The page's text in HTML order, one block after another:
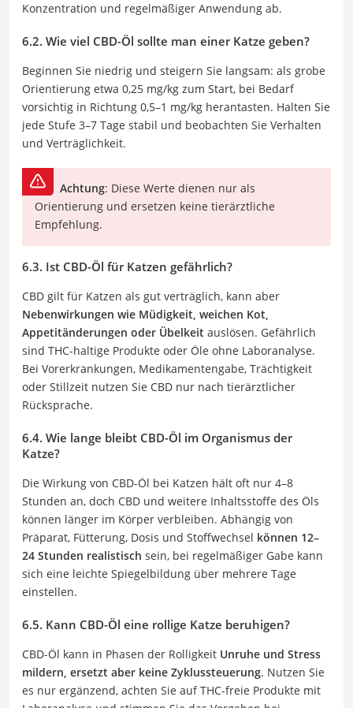
Konzentration und regelmäßiger Anwendung ab.
6.2. Wie viel CBD-Öl sollte man einer Katze geben?
Beginnen Sie niedrig und steigern Sie langsam: als grobe
Orientierung etwa 0,25 mg/kg zum Start, bei Bedarf
vorsichtig in Richtung 0,5–1 mg/kg herantasten. Halten Sie
jede Stufe 3–7 Tage stabil und beobachten Sie Verhalten
und Verträglichkeit.
Achtung: Diese Werte dienen nur als
Orientierung und ersetzen keine tierärztliche
Empfehlung.
6.3. Ist CBD-Öl für Katzen gefährlich?
CBD gilt für Katzen als gut verträglich, kann aber
Nebenwirkungen wie Müdigkeit, weichen Kot,
Appetitänderungen oder Übelkeit auslösen. Gefährlich
sind THC-haltige Produkte oder Öle ohne Laboranalyse.
Bei Vorerkrankungen, Medikamentengabe, Trächtigkeit
oder Stillzeit nutzen Sie CBD nur nach tierärztlicher
Rücksprache.
6.4. Wie lange bleibt CBD-Öl im Organismus der
Katze?
Die Wirkung von CBD-Öl bei Katzen hält oft nur 4–8
Stunden an, doch CBD und weitere Inhaltsstoffe des Öls
können länger im Körper verbleiben. Abhängig von
Präparat, Fütterung, Dosis und Stoffwechsel können 12–
24 Stunden realistisch sein, bei regelmäßiger Gabe kann
sich eine leichte Spiegelbildung über mehrere Tage
einstellen.
6.5. Kann CBD-Öl eine rollige Katze beruhigen?
CBD-Öl kann in Phasen der Rolligkeit Unruhe und Stress
mildern, ersetzt aber keine Zyklussteuerung. Nutzen Sie
es nur ergänzend, achten Sie auf THC-freie Produkte mit